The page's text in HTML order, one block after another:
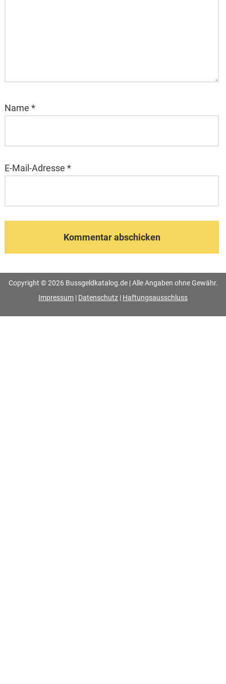
Name *
E-Mail-Adresse *
Copyright © 2026 Bussgeldkatalog.de | Alle Angaben ohne Gewähr.
Impressum | Datenschutz | Haftungsausschluss